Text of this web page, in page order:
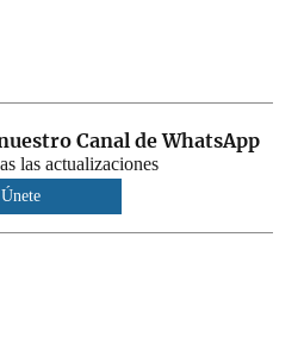
Canal de WhatsApp
las actualizaciones
Únete